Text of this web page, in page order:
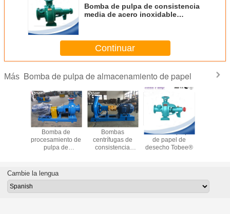
Bomba de pulpa de consistencia
media de acero inoxidable
Continuar
Más Bomba de pulpa de almacenamiento de papel
Bomba de
procesamiento de
pulpa de
Bombas
centrífugas de
consistencia
celulosa
Bomba de pulpa
de papel de
desecho Tobee®
Cambie la lengua